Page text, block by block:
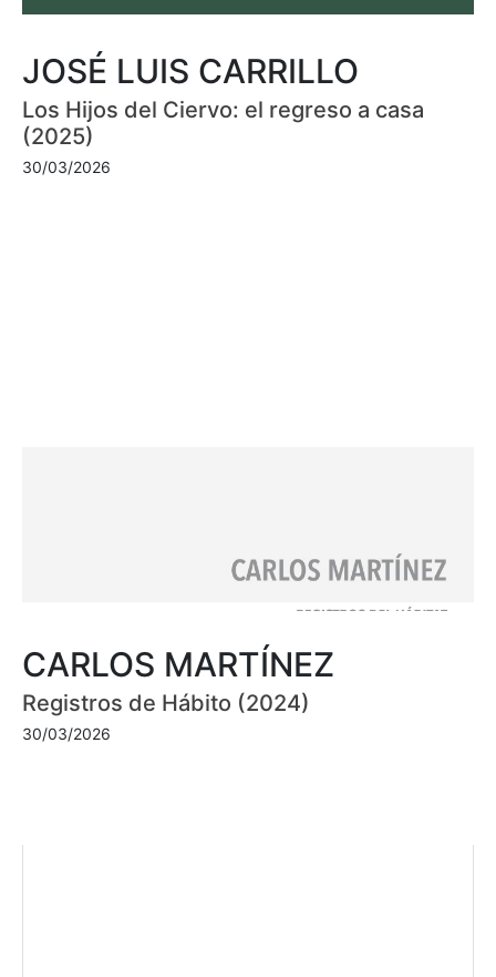
JOSÉ LUIS CARRILLO
Los Hijos del Ciervo: el regreso a casa
(2025)
30/03/2026
CARLOS MARTÍNEZ
Registros de Hábito (2024)
30/03/2026